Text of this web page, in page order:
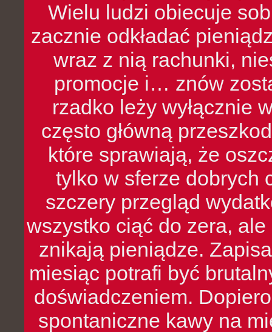
Wielu ludzi obiecuje
zacznie odkładać
wraz z nią rachunki,
promocje i… znów
rzadko leży wyłącznie
często główną
które sprawiają, że
tylko w sferze dobrych
szczery przegląd
wszystko ciąć do zera,
znikają pieniądze.
miesiąc potrafi być
doświadczeniem.
spontaniczne kawy na